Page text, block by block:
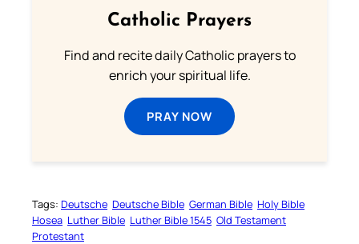
Catholic Prayers
Find and recite daily Catholic prayers to
enrich your spiritual life.
PRAY NOW
Tags: Deutsche Deutsche Bible German Bible Holy Bible
Hosea Luther Bible Luther Bible 1545 Old Testament
Protestant